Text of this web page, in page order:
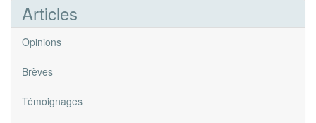
Articles
Opinions
Brèves
Témoignages